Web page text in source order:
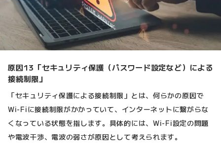
原因13「セキュリティ保護（パスワード設定など）による
接続制限」
「セキュリティ保護による接続制限」とは、何らかの原因で
Wi-Fiに接続制限がかかっていて、インターネットに繋がらな
くなっている状態を指します。具体的には、Wi-Fi設定の問題
や電波干渉、電波の弱さが原因として考えられます。